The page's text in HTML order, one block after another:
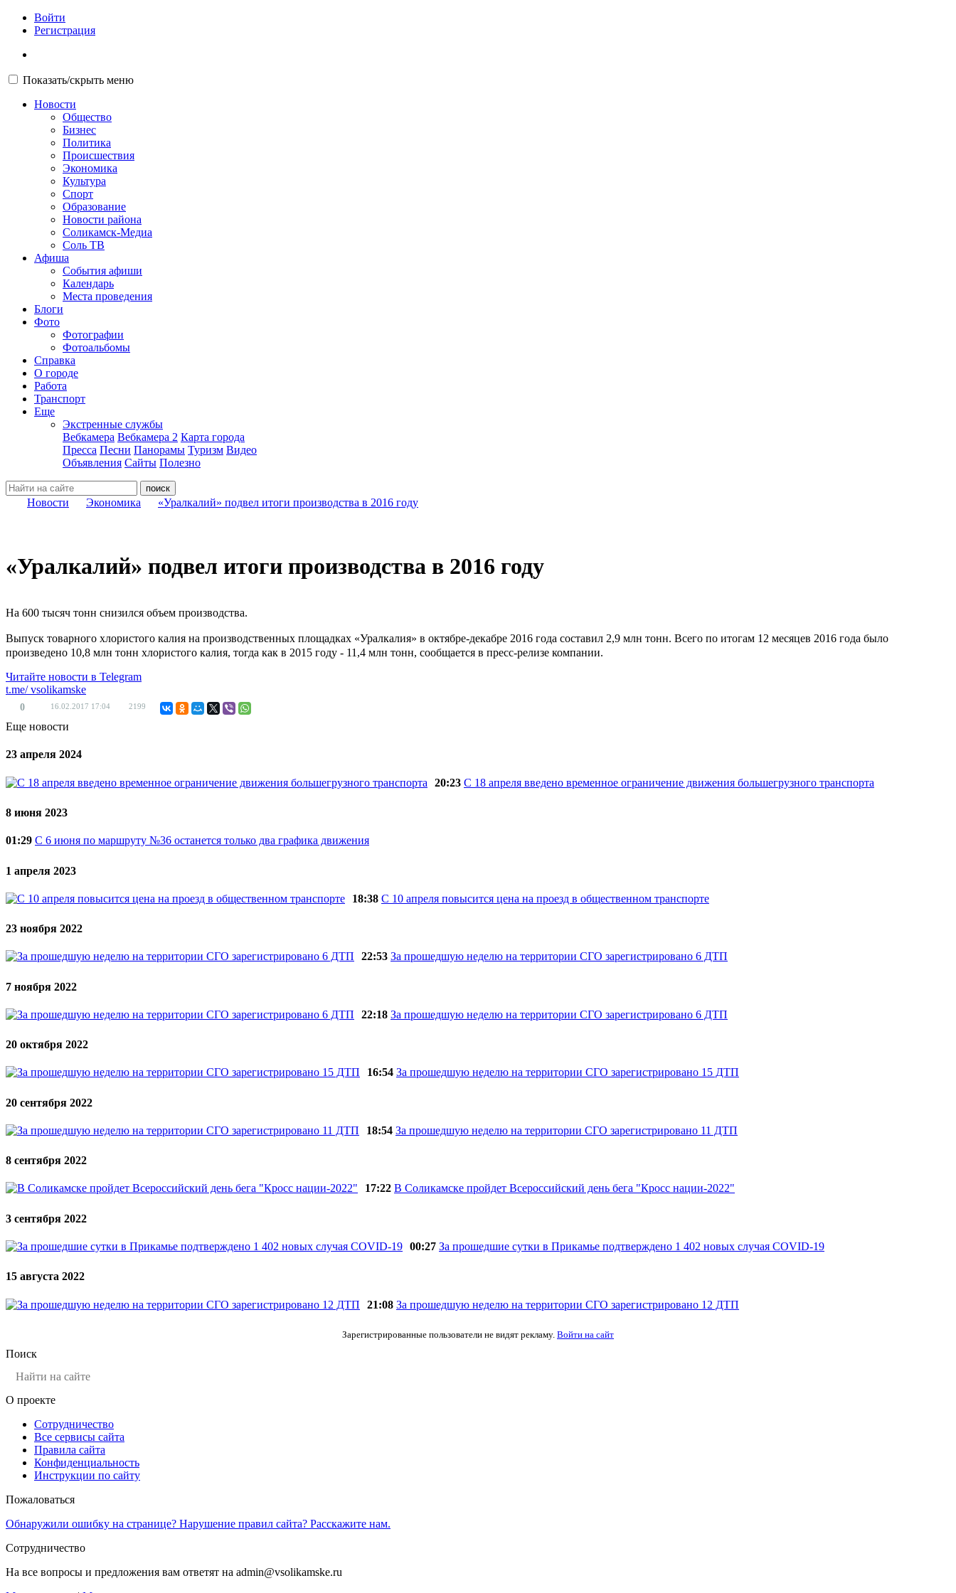
Войти
Регистрация
Показать/скрыть меню
Новости
Общество
Бизнес
Политика
Происшествия
Экономика
Культура
Спорт
Образование
Новости района
Соликамск-Медиа
Соль ТВ
Афиша
События афиши
Календарь
Места проведения
Блоги
Фото
Фотографии
Фотоальбомы
Справка
О городе
Работа
Транспорт
Еще
Экстренные службы
Вебкамера Вебкамера 2 Карта города
Пресса Песни Панорамы Туризм Видео
Объявления Сайты Полезно
Новости Экономика «Уралкалий» подвел итоги производства в 2016 году
«Уралкалий» подвел итоги производства в 2016 году
На 600 тысяч тонн снизился объем производства.
Выпуск товарного хлористого калия на производственных площадках «Уралкалия» в октябре-декабре 2016 года составил 2,9 млн тонн. Всего по итогам 12 месяцев 2016 года было
произведено 10,8 млн тонн хлористого калия, тогда как в 2015 году - 11,4 млн тонн, сообщается в пресс-релизе компании.
Читайте новости в Telegram
t.me/vsolikamske
0 16.02.2017 17:04 2199
Еще новости
23 апреля 2024
20:23 C 18 апреля введено временное ограничение движения большегрузного транспорта
8 июня 2023
01:29 С 6 июня по маршруту №36 останется только два графика движения
1 апреля 2023
18:38 С 10 апреля повысится цена на проезд в общественном транспорте
23 ноября 2022
22:53 За прошедшую неделю на территории СГО зарегистрировано 6 ДТП
7 ноября 2022
22:18 За прошедшую неделю на территории СГО зарегистрировано 6 ДТП
20 октября 2022
16:54 За прошедшую неделю на территории СГО зарегистрировано 15 ДТП
20 сентября 2022
18:54 За прошедшую неделю на территории СГО зарегистрировано 11 ДТП
8 сентября 2022
17:22 В Соликамске пройдет Всероссийский день бега "Кросс нации-2022"
3 сентября 2022
00:27 За прошедшие сутки в Прикамье подтверждено 1 402 новых случая COVID-19
15 августа 2022
21:08 За прошедшую неделю на территории СГО зарегистрировано 12 ДТП
Зарегистрированные пользователи не видят рекламу. Войти на сайт
Поиск
О проекте
Сотрудничество
Все сервисы сайта
Правила сайта
Конфиденциальность
Инструкции по сайту
Пожаловаться
Обнаружили ошибку на странице? Нарушение правил сайта? Расскажите нам.
Сотрудничество
На все вопросы и предложения вам ответят на admin@vsolikamske.ru